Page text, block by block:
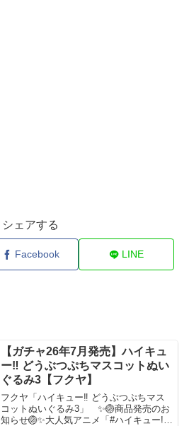
シェアする
Facebook LINE
【ガチャ26年7月発売】ハイキュ
ー‼ どうぶつぷちマスコットぬい
ぐるみ3【フクヤ】
フクヤ「ハイキュー‼ どうぶつぷちマス
コットぬいぐるみ3」 ✨🏐商品発売のお
知らせ🏐✨大人気アニメ「#ハイキュー!!